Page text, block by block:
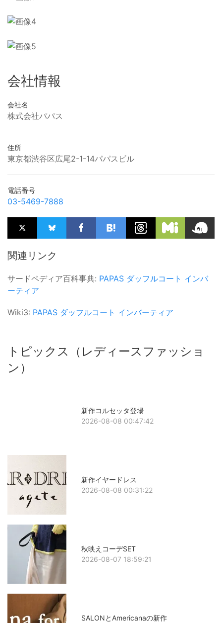
会社情報
会社名
株式会社パパス
住所
東京都渋谷区広尾2-1-14パパスビル
電話番号
03-5469-7888
関連リンク
サードペディア百科事典: PAPAS ダッフルコート インバ
ーティア
Wiki3: PAPAS ダッフルコート インバーティア
トピックス（レディースファッショ
ン）
新作コルセッタ登場
2026-08-08 00:47:42
新作イヤードレス
2026-08-08 00:31:22
秋映えコーデSET
2026-08-07 18:59:21
SALONとAmericanaの新作